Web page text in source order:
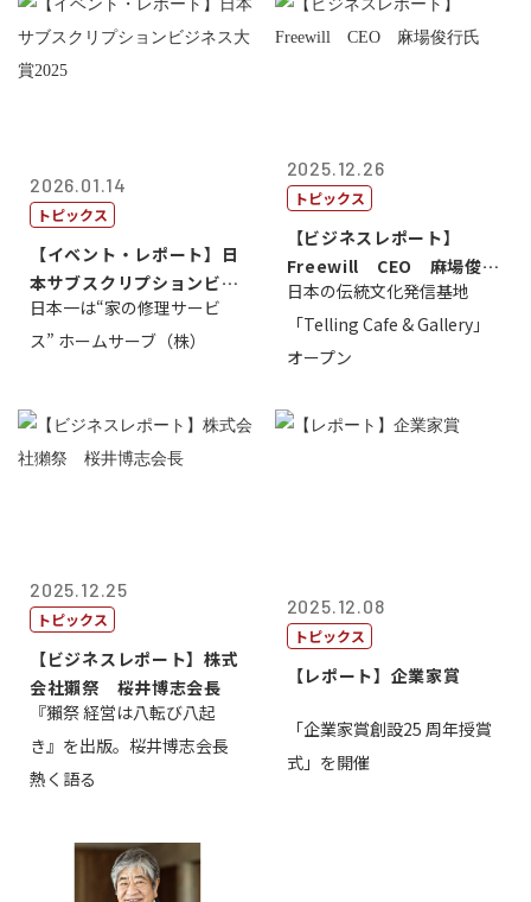
2026.01.14
トピックス
【イベント・レポート】日
本サブスクリプションビジ
ネス大賞20...
日本一は“家の修理サービ
ス” ホームサーブ（株）
2025.12.26
トピックス
【ビジネスレポート】
Freewill CEO 麻場俊行
氏
日本の伝統文化発信基地
「Telling Cafe & Gallery」
オープン
2025.12.25
トピックス
【ビジネスレポート】株式
会社獺祭 桜井博志会長
『獺祭 経営は八転び八起
き』を出版。桜井博志会長
熱く語る
2025.12.08
トピックス
【レポート】企業家賞
「企業家賞創設25 周年授賞
式」を開催